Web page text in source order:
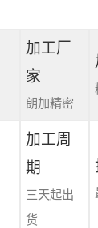
加工厂
家
朗加精密
加工周
期
三天起出
货